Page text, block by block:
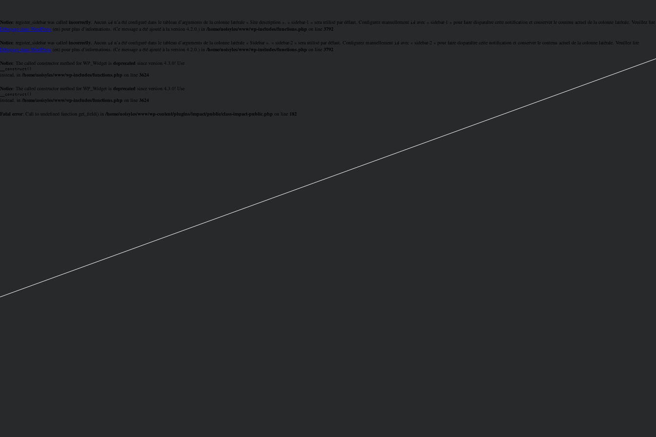
Notice: register_sidebar was called incorrectly . Aucun id n’a été configuré dans le tableau d’arguments de la colonne latérale « Site description ». « sidebar-1 » sera utilisé par défaut. Configurez manuellement id avec « sidebar-1 » pour faire disparaître cette notification et conserver le contenu actuel de la colonne latérale. Veuillez lire
Débogage dans WordPress (en) pour plus d’informations. (Ce message a été ajouté à la version 4.2.0.) in /home/noisyles/www/wp-includes/functions.php on line 3792
Notice: register_sidebar was called incorrectly . Aucun id n’a été configuré dans le tableau d’arguments de la colonne latérale « Sidebar ». « sidebar-2 » sera utilisé par défaut. Configurez manuellement id avec « sidebar-2 » pour faire disparaître cette notification et conserver le contenu actuel de la colonne latérale. Veuillez lire
Débogage dans WordPress (en) pour plus d’informations. (Ce message a été ajouté à la version 4.2.0.) in /home/noisyles/www/wp-includes/functions.php on line 3792
Notice: The called constructor method for WP_Widget is deprecated since version 4.3.0! Use
__construct()
instead. in /home/noisyles/www/wp-includes/functions.php on line 3624
Notice: The called constructor method for WP_Widget is deprecated since version 4.3.0! Use
__construct()
instead. in /home/noisyles/www/wp-includes/functions.php on line 3624
Fatal error: Call to undefined function get_field() in /home/noisyles/www/wp-content/plugins/impact/public/class-impact-public.php on line 182